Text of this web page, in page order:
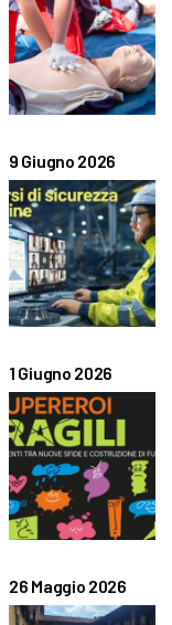
9 Giugno 2026
1 Giugno 2026
26 Maggio 2026